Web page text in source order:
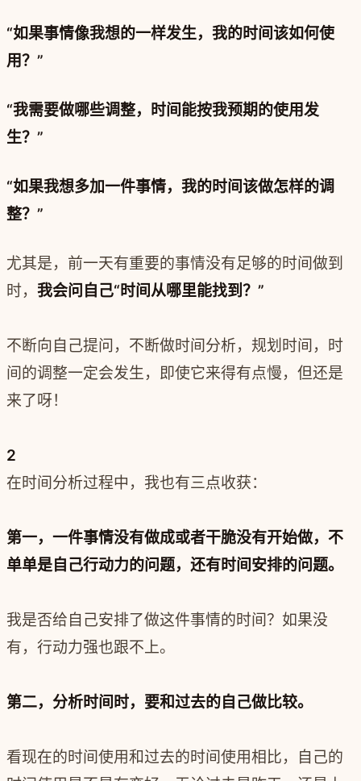
“如果事情像我想的一样发生，我的时间该如何使
用？”
“我需要做哪些调整，时间能按我预期的使用发
生？”
“如果我想多加一件事情，我的时间该做怎样的调
整？”
尤其是，前一天有重要的事情没有足够的时间做到
时， 我会问自己“时间从哪里能找到？”
不断向自己提问，不断做时间分析，规划时间，时
间的调整一定会发生，即使它来得有点慢，但还是
来了呀！
2
在时间分析过程中，我也有三点收获：
第一，一件事情没有做成或者干脆没有开始做，不
单单是自己行动力的问题，还有时间安排的问题。
我是否给自己安排了做这件事情的时间？如果没
有，行动力强也跟不上。
第二，分析时间时，要和过去的自己做比较。
看现在的时间使用和过去的时间使用相比，自己的